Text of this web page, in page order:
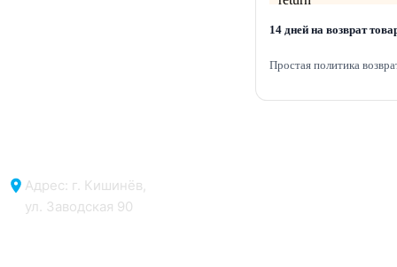
14 дней на возврат
Простая политика
Адрес: г. Кишинёв,
ул. Заводская 90